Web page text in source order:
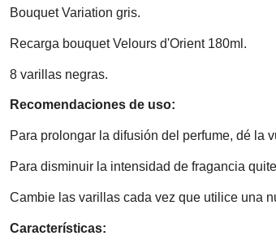
Bouquet Variation gris.
Recarga bouquet Velours d'Orient 180ml.
8 varillas negras.
Recomendaciones de uso:
Para prolongar la difusión del perfume, dé la
Para disminuir la intensidad de fragancia
Cambie las varillas cada vez que utilice una
Características: